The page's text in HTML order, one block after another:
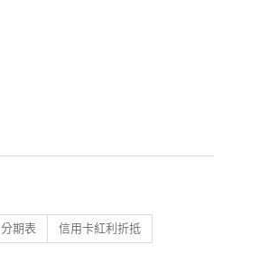
分期表 信用卡紅利折抵